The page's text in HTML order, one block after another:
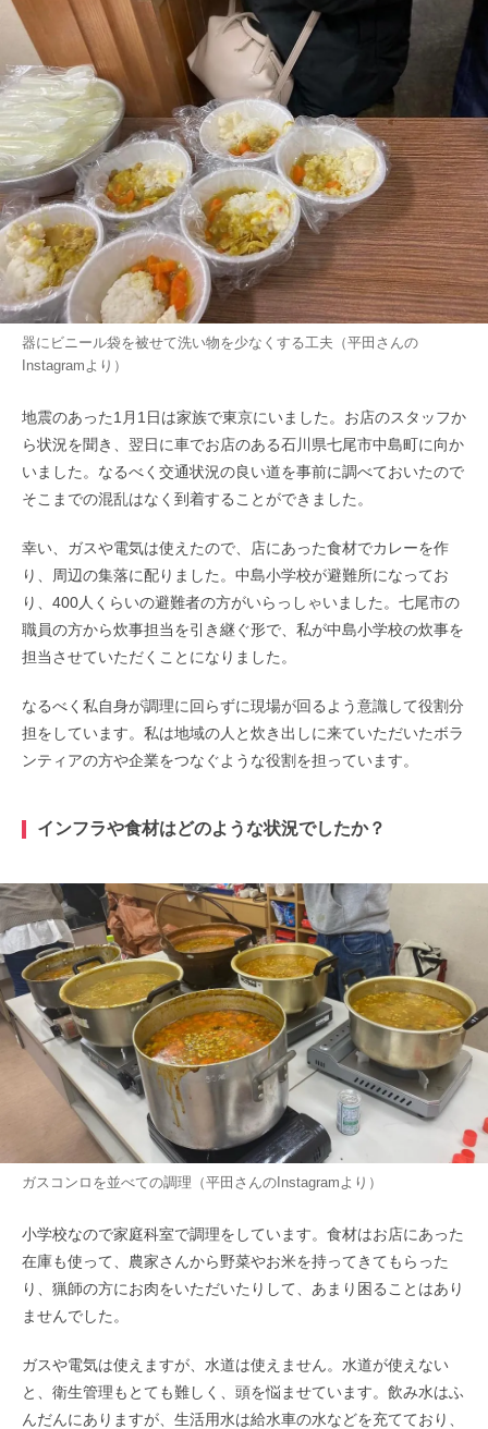
器にビニール袋を被せて洗い物を少なくする工夫（平田さんの
Instagramより）
地震のあった1月1日は家族で東京にいました。お店のスタッフか
ら状況を聞き、翌日に車でお店のある石川県七尾市中島町に向か
いました。なるべく交通状況の良い道を事前に調べておいたので
そこまでの混乱はなく到着することができました。
幸い、ガスや電気は使えたので、店にあった食材でカレーを作
り、周辺の集落に配りました。中島小学校が避難所になってお
り、400人くらいの避難者の方がいらっしゃいました。七尾市の
職員の方から炊事担当を引き継ぐ形で、私が中島小学校の炊事を
担当させていただくことになりました。
なるべく私自身が調理に回らずに現場が回るよう意識して役割分
担をしています。私は地域の人と炊き出しに来ていただいたボラ
ンティアの方や企業をつなぐような役割を担っています。
インフラや食材はどのような状況でしたか？
ガスコンロを並べての調理（平田さんのInstagramより）
小学校なので家庭科室で調理をしています。食材はお店にあった
在庫も使って、農家さんから野菜やお米を持ってきてもらった
り、猟師の方にお肉をいただいたりして、あまり困ることはあり
ませんでした。
ガスや電気は使えますが、水道は使えません。水道が使えない
と、衛生管理もとても難しく、頭を悩ませています。飲み水はふ
んだんにありますが、生活用水は給水車の水などを充てており、